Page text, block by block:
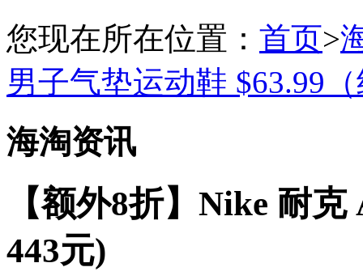
您现在所在位置： 首页>
男子气垫运动鞋 $63.99
海淘资讯
【额外8折】Nike 耐
443元)